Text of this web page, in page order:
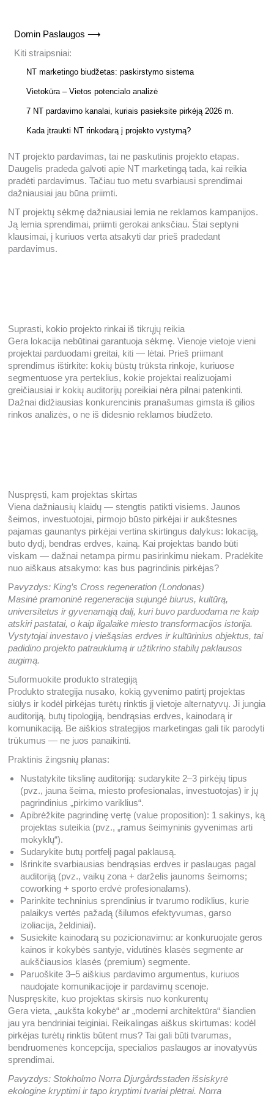
Domin Paslaugos ⟶
Kiti straipsniai:
NT marketingo biudžetas: paskirstymo sistema
Vietokūra – Vietos potencialo analizė
7 NT pardavimo kanalai, kuriais pasieksite pirkėją 2026 m.
Kada įtraukti NT rinkodarą į projekto vystymą?
NT projekto pardavimas, tai ne paskutinis projekto etapas.
Daugelis pradeda galvoti apie NT marketingą tada, kai reikia
pradėti pardavimus. Tačiau tuo metu svarbiausi sprendimai
dažniausiai jau būna priimti.
NT projektų sėkmę dažniausiai lemia ne reklamos kampanijos.
Ją lemia sprendimai, priimti gerokai anksčiau. Štai septyni
klausimai, į kuriuos verta atsakyti dar prieš pradedant
pardavimus.
Suprasti, kokio projekto rinkai iš tikrųjų reikia
Gera lokacija nebūtinai garantuoja sėkmę. Vienoje vietoje vieni
projektai parduodami greitai, kiti — lėtai. Prieš priimant
sprendimus ištirkite: kokių būstų trūksta rinkoje, kuriuose
segmentuose yra perteklius, kokie projektai realizuojami
greičiausiai ir kokių auditorijų poreikiai nėra pilnai patenkinti.
Dažnai didžiausias konkurencinis pranašumas gimsta iš gilios
rinkos analizės, o ne iš didesnio reklamos biudžeto.
Nuspręsti, kam projektas skirtas
Viena dažniausių klaidų — stengtis patikti visiems. Jaunos
šeimos, investuotojai, pirmojo būsto pirkėjai ir aukštesnes
pajamas gaunantys pirkėjai vertina skirtingus dalykus: lokaciją,
buto dydį, bendras erdves, kainą. Kai projektas bando būti
viskam — dažnai netampa pirmu pasirinkimu niekam. Pradėkite
nuo aiškaus atsakymo: kas bus pagrindinis pirkėjas?
Pavyzdys: King’s Cross regeneration (Londonas)
Masinė pramoninė regeneracija sujungė biurus, kultūrą,
universitetus ir gyvenamąją dalį, kuri buvo parduodama ne kaip
atskiri pastatai, o kaip ilgalaikė miesto transformacijos istorija.
Vystytojai investavo į viešąsias erdves ir kultūrinius objektus, tai
padidino projekto patrauklumą ir užtikrino stabilų paklausos
augimą.
Suformuokite produkto strategiją
Produkto strategija nusako, kokią gyvenimo patirtį projektas
siūlys ir kodėl pirkėjas turėtų rinktis jį vietoje alternatyvų. Ji jungia
auditoriją, butų tipologiją, bendrąsias erdves, kainodarą ir
komunikaciją. Be aiškios strategijos marketingas gali tik parodyti
trūkumus — ne juos panaikinti.
Praktinis žingsnių planas:
Nustatykite tikslinę auditoriją: sudarykite 2–3 pirkėjų tipus
(pvz., jauna šeima, miesto profesionalas, investuotojas) ir jų
pagrindinius „pirkimo variklius“.
Apibrėžkite pagrindinę vertę (value proposition): 1 sakinys, ką
projektas suteikia (pvz., „ramus šeimyninis gyvenimas arti
mokyklų“).
Sudarykite butų portfelį pagal paklausą.
Išrinkite svarbiausias bendrąsias erdves ir paslaugas pagal
auditoriją (pvz., vaikų zona + darželis jaunoms šeimoms;
coworking + sporto erdvė profesionalams).
Parinkite techninius sprendinius ir tvarumo rodiklius, kurie
palaikys vertės pažadą (šilumos efektyvumas, garso
izoliacija, želdiniai).
Susiekite kainodarą su pozicionavimu: ar konkuruojate geros
kainos ir kokybės santyje, vidutinės klasės segmente ar
aukščiausios klasės (premium) segmente.
Paruoškite 3–5 aiškius pardavimo argumentus, kuriuos
naudojate komunikacijoje ir pardavimų scenoje.
Nuspręskite, kuo projektas skirsis nuo konkurentų
Gera vieta, „aukšta kokybė“ ar „moderni architektūra“ šiandien
jau yra bendriniai teiginiai. Reikalingas aiškus skirtumas: kodėl
pirkėjas turėtų rinktis būtent mus? Tai gali būti tvarumas,
bendruomenės koncepcija, specialios paslaugos ar inovatyvūs
sprendimai.
Pavyzdys: Stokholmo Norra Djurgårdsstaden išsiskyrė
ekologine kryptimi ir tapo kryptimi tvariai plėtrai. Norra